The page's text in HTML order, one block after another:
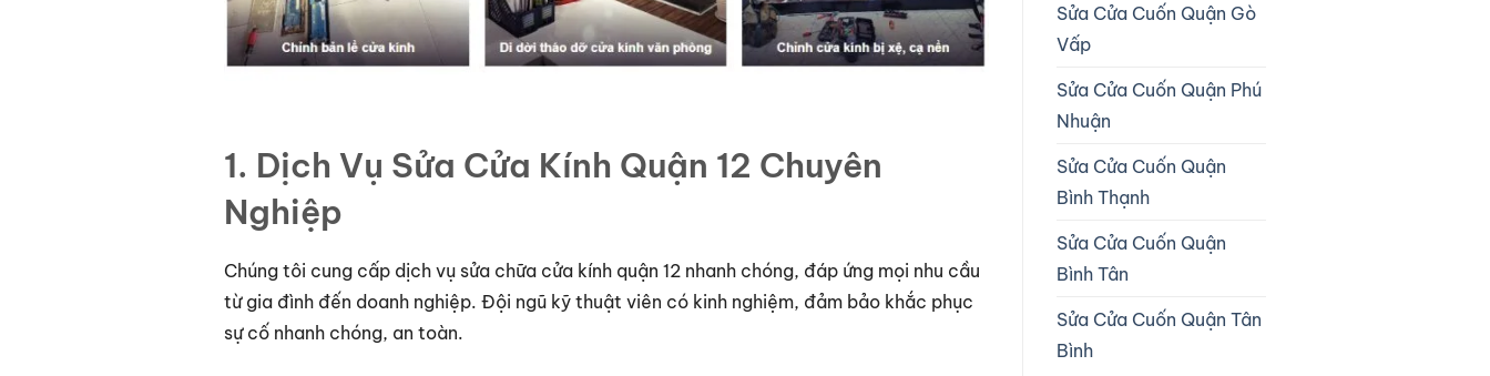
1. Dịch Vụ Sửa Cửa Kính Quận 12 Chuyên
Nghiệp
Chúng tôi cung cấp dịch vụ sửa chữa cửa kính quận 12 nhanh chóng, đáp ứng mọi nhu cầu
từ gia đình đến doanh nghiệp. Đội ngũ kỹ thuật viên có kinh nghiệm, đảm bảo khắc phục
sự cố nhanh chóng, an toàn.
Sửa Cửa Cuốn Quận Gò
Vấp
Sửa Cửa Cuốn Quận Phú
Nhuận
Sửa Cửa Cuốn Quận
Bình Thạnh
Sửa Cửa Cuốn Quận
Bình Tân
Sửa Cửa Cuốn Quận Tân
Bình